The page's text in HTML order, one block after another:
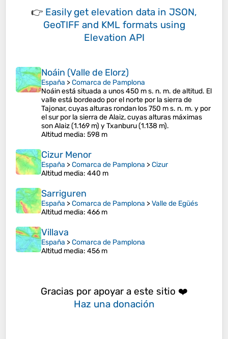
👉 Easily get elevation data in JSON,
GeoTIFF and KML formats using
Elevation API
Noáin (Valle de Elorz)
España >Comarca de Pamplona
Noáin está situada a unos 450 m s. n. m. de altitud. El
valle está bordeado por el norte por la sierra de
Tajonar, cuyas alturas rondan los 750 m s. n. m. y por
el sur por la sierra de Alaiz, cuyas alturas máximas
son Alaiz (1.169 m) y Txanburu (1.138 m).
Altitud media: 598 m
Cizur Menor
España >Comarca de Pamplona >Cizur
Altitud media: 440 m
Sarriguren
España >Comarca de Pamplona >Valle de Egüés
Altitud media: 466 m
Villava
España >Comarca de Pamplona
Altitud media: 456 m
Gracias por apoyar a este sitio ❤️
Haz una donación